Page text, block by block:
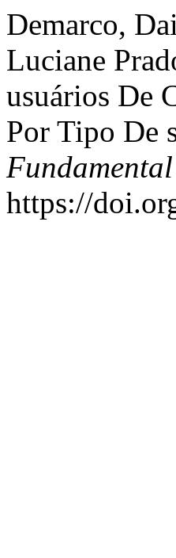
Demarco,
Luciane
usuários De
Por Tipo De
https://